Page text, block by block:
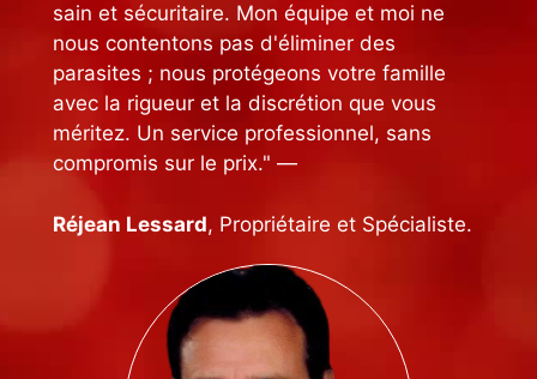
sain et sécuritaire. Mon équipe et moi ne
nous contentons pas d'éliminer des
parasites ; nous protégeons votre famille
avec la rigueur et la discrétion que vous
méritez. Un service professionnel, sans
compromis sur le prix." —
Réjean Lessard, Propriétaire et Spécialiste.